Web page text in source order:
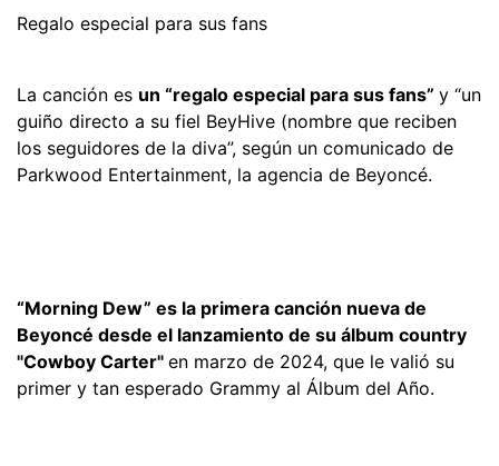
Regalo especial para sus fans
La canción es un “regalo especial para sus fans” y “un
guiño directo a su fiel BeyHive (nombre que reciben
los seguidores de la diva”, según un comunicado de
Parkwood Entertainment, la agencia de Beyoncé.
“Morning Dew” es la primera canción nueva de
Beyoncé desde el lanzamiento de su álbum country
"Cowboy Carter" en marzo de 2024, que le valió su
primer y tan esperado Grammy al Álbum del Año.